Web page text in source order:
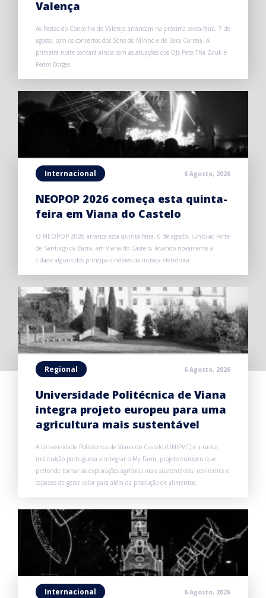
Valença
As Festas do Concelho de Valença arrancam na próxima sexta-feira, 7 de
agosto, com os concertos dos Sons do Minho e de Sara Correia. A
primeira noite contará ainda com as atuações dos DJs Pete Tha Zouk e
Pedro Borges.
Internacional 6 Agosto, 2026
NEOPOP 2026 começa esta quinta-
feira em Viana do Castelo
O NEOPOP 2026 arranca esta quinta-feira, 6 de agosto, junto ao Forte
de Santiago da Barra, em Viana do Castelo, levando novamente à
cidade alguns dos principais nomes da música eletrónica.
Regional 6 Agosto, 2026
Universidade Politécnica de Viana
integra projeto europeu para uma
agricultura mais sustentável
A Universidade Politécnica de Viana do Castelo (UNIPVC) é a única
instituição portuguesa a integrar o My Farm, projeto europeu que
pretende tornar as explorações agrícolas mais sustentáveis, resilientes e
capazes de gerar valor para além da produção de alimentos.
Internacional 6 Agosto, 2026